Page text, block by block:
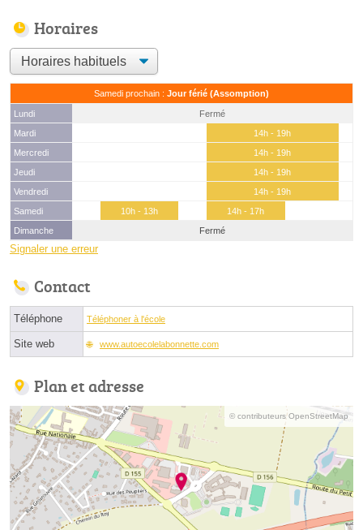
Horaires
Samedi prochain : Jour férié (Assomption)
Lundi
Fermé
Mardi
14h - 19h
Mercredi
14h - 19h
Jeudi
14h - 19h
Vendredi
14h - 19h
Samedi
10h - 13h
14h - 17h
Dimanche
Fermé
Signaler une erreur
Contact
Téléphone Téléphoner à l'école
Site web www.autoecolelabonnette.com
Plan et adresse
© contributeurs OpenStreetMap